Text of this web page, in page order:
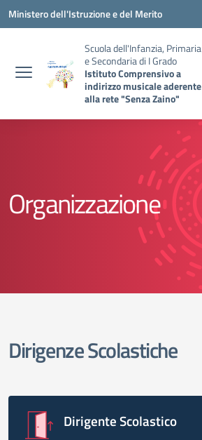
Vai ai contenuti
Vai al menu di navigazione
Vai al footer
Ministero dell'Istruzione e del Merito
Scuola dell'Infanzia, Primaria
e Secondaria di I Grado
Istituto Comprensivo a
indirizzo musicale aderente
alla rete "Senza Zaino"
Organizzazione
elenco degli organi
Dirigenze Scolastiche
Dirigente Scolastico